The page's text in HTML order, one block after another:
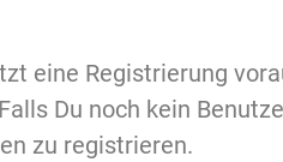
eine Registrierung
Du noch kein
zu registrieren.